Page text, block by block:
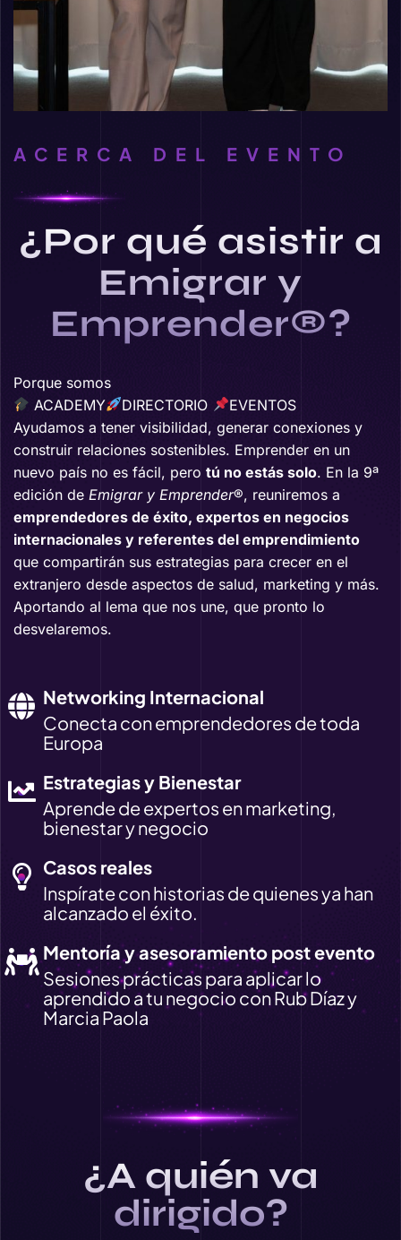
ACERCA DEL EVENTO
¿Por qué asistir a
Emigrar y
Emprender®?
Porque somos
ACADEMY
DIRECTORIO
EVENTOS
Ayudamos a tener visibilidad, generar conexiones y
construir relaciones sostenibles. Emprender en un
nuevo país no es fácil, pero tú no estás solo. En la 9ª
edición de Emigrar y Emprender®, reuniremos a
emprendedores de éxito, expertos en negocios
internacionales y referentes del emprendimiento
que compartirán sus estrategias para crecer en el
extranjero desde aspectos de salud, marketing y más.
Aportando al lema que nos une, que pronto lo
desvelaremos.
Networking Internacional
Conecta con emprendedores de toda
Europa
Estrategias y Bienestar
Aprende de expertos en marketing,
bienestar y negocio
Casos reales
Inspírate con historias de quienes ya han
alcanzado el éxito.
Mentoría y asesoramiento post evento
Sesiones prácticas para aplicar lo
aprendido a tu negocio con Rub Díaz y
Marcia Paola
¿A quién va
dirigido?